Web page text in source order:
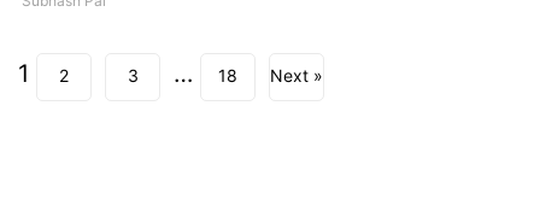
1 2 3 … 18 Next »